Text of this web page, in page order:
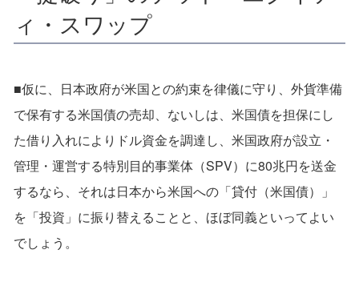
ィ・スワップ
■仮に、日本政府が米国との約束を律儀に守り、外貨準備
で保有する米国債の売却、ないしは、米国債を担保にし
た借り入れによりドル資金を調達し、米国政府が設立・
管理・運営する特別目的事業体（SPV）に80兆円を送金
するなら、それは日本から米国への「貸付（米国債）」
を「投資」に振り替えることと、ほぼ同義といってよい
でしょう。